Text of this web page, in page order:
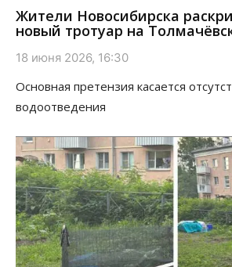
Жители Новосибирска
новый тротуар на
18 июня 2026, 16:30
Основная претензия касается
водоотведения